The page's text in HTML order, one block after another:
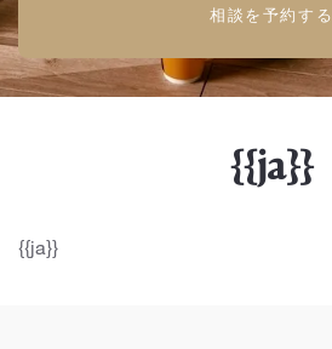
相談を予約する
{{ja}}
{{ja}}